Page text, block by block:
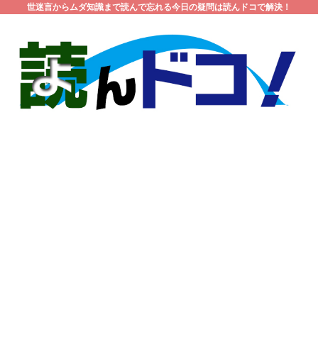
世迷言からムダ知識まで読んで忘れる今日の疑問は読んドコで解決！